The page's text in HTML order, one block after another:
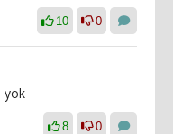
10 0
yok
8 0